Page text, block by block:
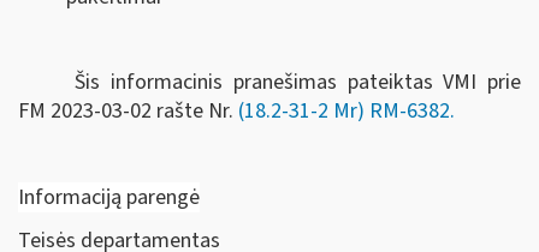
Šis informacinis pranešimas pateiktas VMI prie
FM 2023-03-02 rašte Nr. (18.2-31-2 Mr) RM-6382.
Informaciją parengė
Teisės departamentas